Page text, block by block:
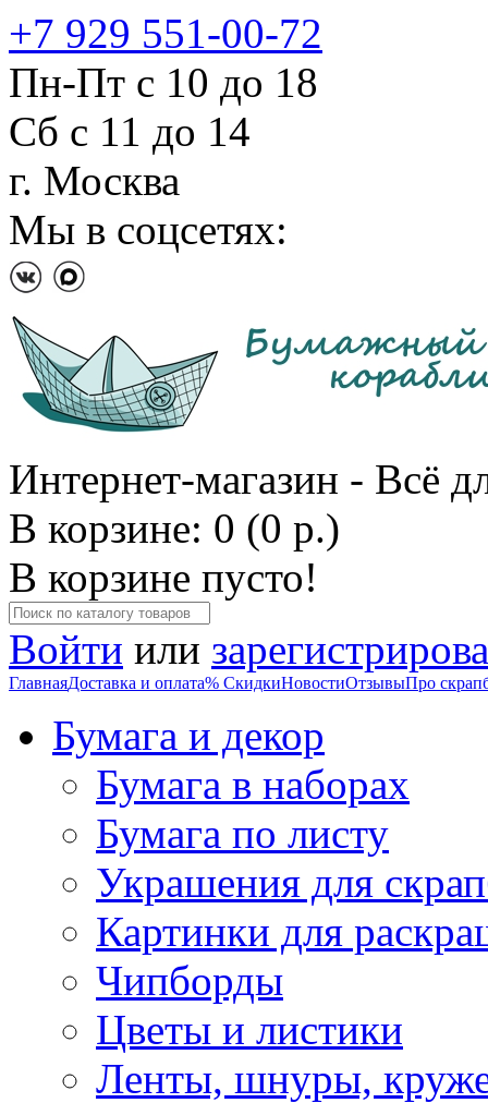
+7 929 551-00-72
Пн-Пт с 10 до 18
Сб с 11 до 14
г. Москва
Мы в соцсетях:
Интернет-магазин - Всё
В корзине: 0 (0 р.)
В корзине пусто!
Войти или
ГлавнаяДоставка и оплата% СкидкиНовостиОтзывыПро
Бумага и декор
Бумага в наборах
Бумага по листу
Украшения для
Картинки для
Чипборды
Цветы и листики
Ленты, шнуры,